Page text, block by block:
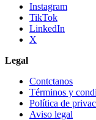
Instagram
TikTok
LinkedIn
X
Legal
Contctanos
Términos y
Política de
Aviso legal